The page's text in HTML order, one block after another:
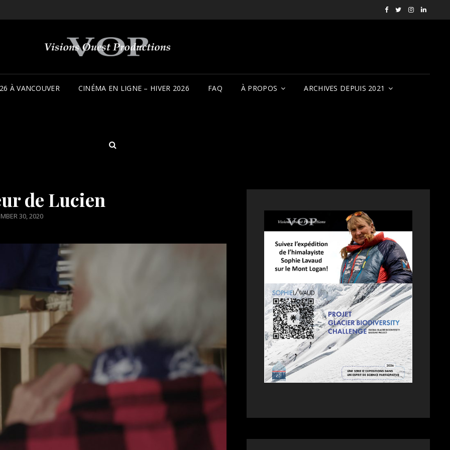
Facebook
X Instagram
VOP
À VANCOUVER CINÉMA EN LIGNE – HIVER 2026 FAQ À PROPOS ARCHIVES DEPUIS 2021
SEARCH
de Lucien
30, 2020